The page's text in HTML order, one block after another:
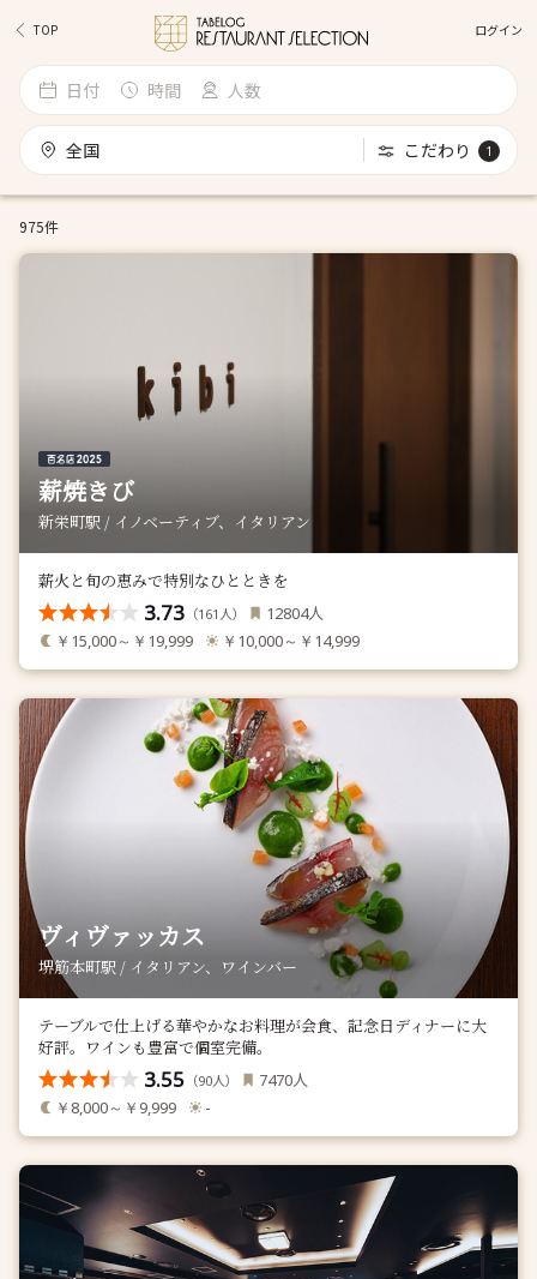
TOP ログイン
日付 時間 人数
全国 こだわり 1
975件
薪焼きび
新栄町駅 / イノベーティブ、イタリアン
薪火と旬の恵みで特別なひとときを
3.73 （161 人） 12804人
￥15,000～￥19,999 ￥10,000～￥14,999
ヴィヴァッカス
堺筋本町駅 / イタリアン、ワインバー
テーブルで仕上げる華やかなお料理が会食、記念日ディナーに大
好評。ワインも豊富で個室完備。
3.55 （90人） 7470人
￥8,000～￥9,999 -